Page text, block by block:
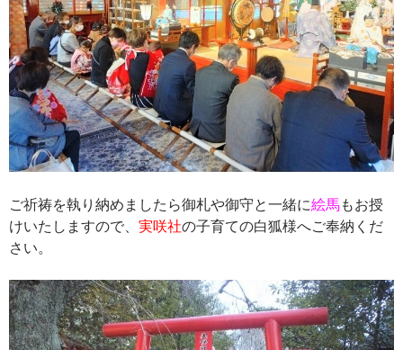
ご祈祷を執り納めましたら御札や御守と一緒に絵馬もお授
けいたしますので、 実咲社の子育ての白狐様へご奉納くだ
さい。